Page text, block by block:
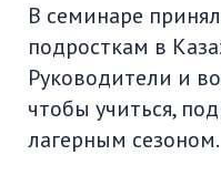
В семинаре
подросткам в
Руководители и
чтобы учиться,
лагерным сезоном.